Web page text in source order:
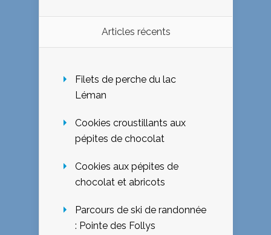
Articles récents
Filets de perche du lac
Léman
Cookies croustillants aux
pépites de chocolat
Cookies aux pépites de
chocolat et abricots
Parcours de ski de randonnée
: Pointe des Follys